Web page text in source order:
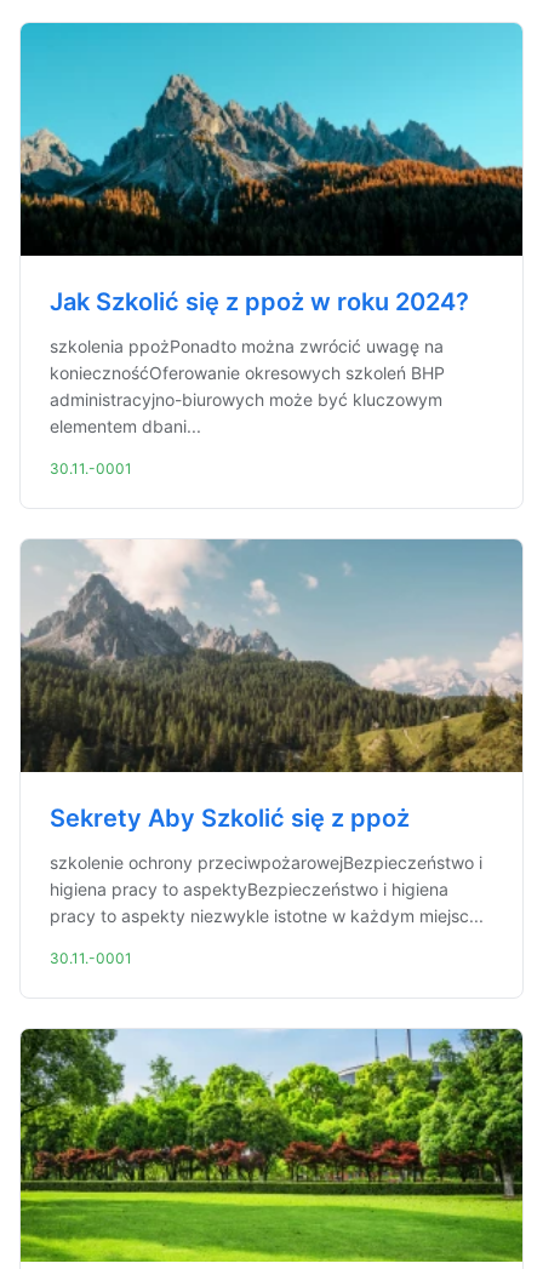
Jak Szkolić się z ppoż w roku 2024?
szkolenia ppożPonadto można zwrócić uwagę na
koniecznośćOferowanie okresowych szkoleń BHP
administracyjno-biurowych może być kluczowym
elementem dbani...
30.11.-0001
Sekrety Aby Szkolić się z ppoż
szkolenie ochrony przeciwpożarowejBezpieczeństwo i
higiena pracy to aspektyBezpieczeństwo i higiena
pracy to aspekty niezwykle istotne w każdym miejsc...
30.11.-0001